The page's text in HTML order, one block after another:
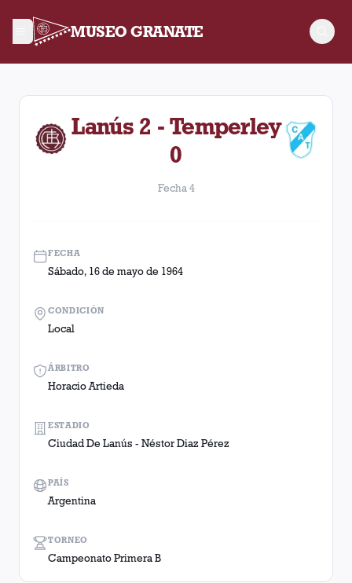
MUSEO GRANATE
Fecha 4. Partido entre Lanús y Temperley disputado el
Lanús 2 - Temperley
0
Fecha 4
FECHA
Sábado, 16 de mayo de 1964
ÁRBITRO
Horacio Artieda
TORNEO
Campeonato Primera B
CONDICIÓN
Local
ESTADIO
Ciudad De Lanús - Néstor Diaz Pérez
PAÍS
Argentina